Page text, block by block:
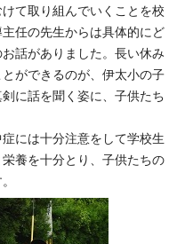
て取り組んでいくことを校
任の先生からは具体的にど
話がありました。長い休み
ができるのが、伊太小の子
に話を聞く姿に、子供たち
には十分注意をして学校生
養を十分とり、子供たちの